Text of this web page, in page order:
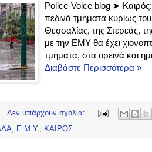
Police-Voice blog ➤ Καιρός:
πεδινά τμήματα κυρίως
Θεσσαλίας, της Στερεάς,
με την ΕΜΥ θα έχει
τμήματα, στα ορεινά και
Διαβάστε Περισσότερα »
Δεν υπάρχουν σχόλια:
Ε.Μ.Υ. ΚΑΙΡΟΣ